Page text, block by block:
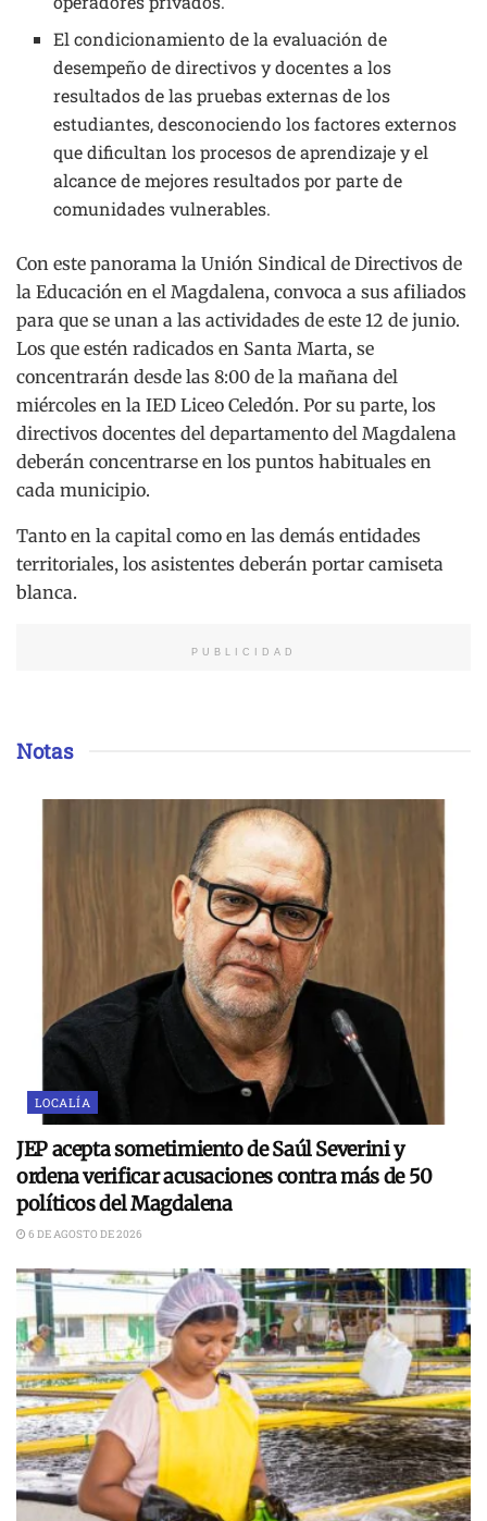
El condicionamiento de la evaluación de
desempeño de directivos y docentes a los
resultados de las pruebas externas de los
estudiantes, desconociendo los factores externos
que dificultan los procesos de aprendizaje y el
alcance de mejores resultados por parte de
comunidades vulnerables.
Con este panorama la Unión Sindical de Directivos de
la Educación en el Magdalena, convoca a sus afiliados
para que se unan a las actividades de este 12 de junio.
Los que estén radicados en Santa Marta, se
concentrarán desde las 8:00 de la mañana del
miércoles en la IED Liceo Celedón. Por su parte, los
directivos docentes del departamento del Magdalena
deberán concentrarse en los puntos habituales en
cada municipio.
Tanto en la capital como en las demás entidades
territoriales, los asistentes deberán portar camiseta
blanca.
PUBLICIDAD
Notas
LOCALÍA
JEP acepta sometimiento de Saúl Severini y
ordena verificar acusaciones contra más de 50
políticos del Magdalena
6 DE AGOSTO DE 2026